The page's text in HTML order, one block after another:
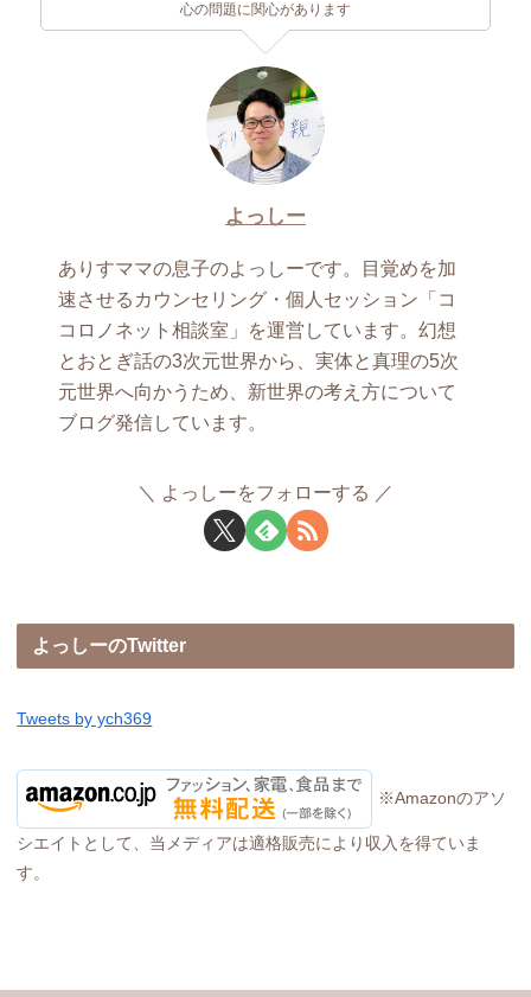
心の問題に関心があります
よっしー
ありすママの息子のよっしーです。目覚めを加
速させるカウンセリング・個人セッション「コ
コロノネット相談室」を運営しています。幻想
とおとぎ話の3次元世界から、実体と真理の5次
元世界へ向かうため、新世界の考え方について
ブログ発信しています。
よっしーをフォローする
よっしーのTwitter
Tweets by ych369
※Amazonのアソ
シエイトとして、当メディアは適格販売により収入を得ていま
す。